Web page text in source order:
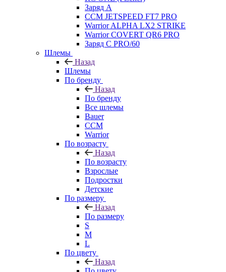
Заряд А
CCM JETSPEED FT7 PRO
Warrior ALPHA LX2 STRIKE
Warrior COVERT QR6 PRO
Заряд С PRO/60
Шлемы
Назад
Шлемы
По бренду
Назад
По бренду
Все шлемы
Bauer
CCM
Warrior
По возрасту
Назад
По возрасту
Взрослые
Подростки
Детские
По размеру
Назад
По размеру
S
M
L
По цвету
Назад